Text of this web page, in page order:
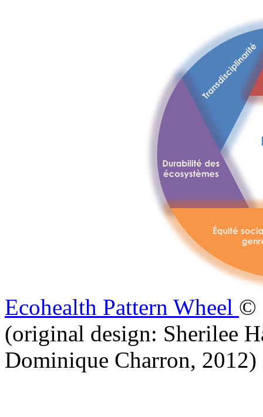
Ecohealth Pattern Wheel ©
(original design: Sherilee
Dominique Charron,